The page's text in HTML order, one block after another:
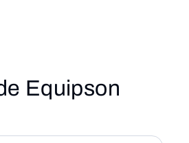
Equipson